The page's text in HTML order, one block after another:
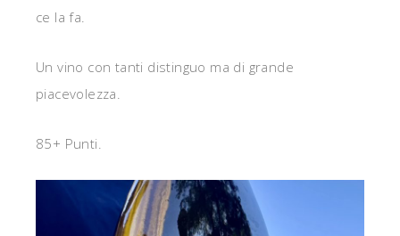
ce la fa.
Un vino con tanti distinguo ma di grande
piacevolezza.
85+ Punti.